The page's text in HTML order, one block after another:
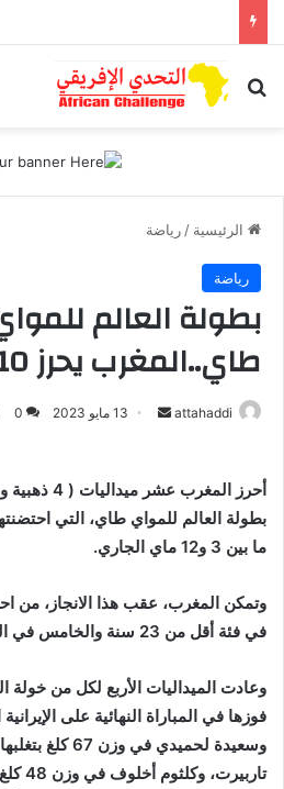
بحث عن
الرئيسية / رياضة
رياضة
بطولة العالم
طاي..المغرب يحرز 10 ميداليات
attahaddi
أرسل 13 مايو 2023 0
بطولة العالم للمواي طاي، التي
ما بين 3 و12 ماي الجاري.
وتمكن المغرب، عقب هذا الانجاز، من
في فئة أقل من 23 سنة والخامس في الترتيب العام.
فوزها في المباراة النهائية على الإيرانية
وسعيدة لحميدي